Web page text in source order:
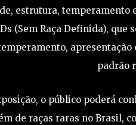
estrutura,
(Sem Raça Definida),
padrão
o público poderá
de raças raras no Brasil,